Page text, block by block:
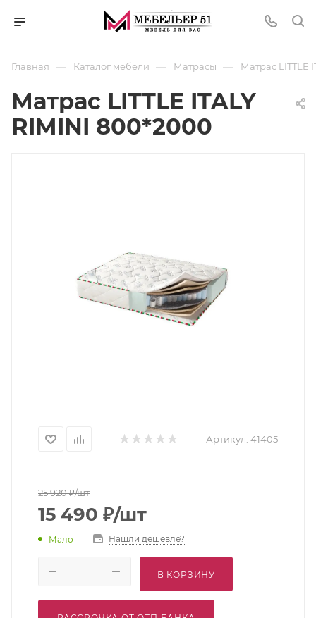
Главная — Каталог мебели — Матрасы — Матрас LITTLE
Матрас LITTLE ITALY
RIMINI 800*2000
Артикул: 41405
25 920₽/шт
15 490 ₽/шт
Мало Нашли дешевле?
В КОРЗИНУ